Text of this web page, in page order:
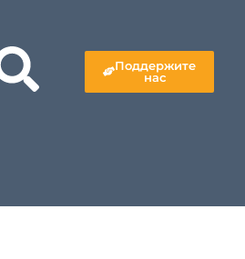
Поддержите
нас